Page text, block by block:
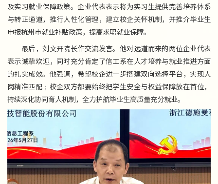
及实习就业保障政策。企业代表表示将为实习生提供完善培养体系
与转正通道，推行人性化管理，建立校企关怀机制，并推介毕业生
申报杭州市就业补贴政策，提高求职就业保障。
最后，刘文开院长作交流发言。他对远道而来的两位企业代表
表示诚挚欢迎，同时充分肯定了信工系在人才培养与就业推进方面
的扎实成效。他强调，希望校企进一步搭建双向选择平台，实现人
岗精准匹配；校企双方都要始终把学生安全与权益保障放在首位，
持续深化协同育人机制，全力护航毕业生高质量充分就业。